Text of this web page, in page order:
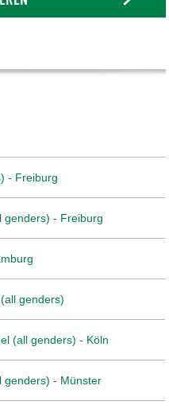
- Freiburg
genders) - Freiburg
genders)
(all genders) - Köln
genders) - Münster